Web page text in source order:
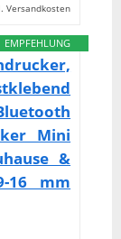
Versandkosten
EMPFEHLUNG
Mini
&
16 mm